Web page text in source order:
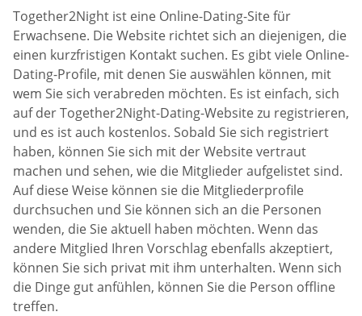
Together2Night ist eine Online-Dating-Site für
Erwachsene. Die Website richtet sich an diejenigen, die
einen kurzfristigen Kontakt suchen. Es gibt viele Online-
Dating-Profile, mit denen Sie auswählen können, mit
wem Sie sich verabreden möchten. Es ist einfach, sich
auf der Together2Night-Dating-Website zu registrieren,
und es ist auch kostenlos. Sobald Sie sich registriert
haben, können Sie sich mit der Website vertraut
machen und sehen, wie die Mitglieder aufgelistet sind.
Auf diese Weise können sie die Mitgliederprofile
durchsuchen und Sie können sich an die Personen
wenden, die Sie aktuell haben möchten. Wenn das
andere Mitglied Ihren Vorschlag ebenfalls akzeptiert,
können Sie sich privat mit ihm unterhalten. Wenn sich
die Dinge gut anfühlen, können Sie die Person offline
treffen.